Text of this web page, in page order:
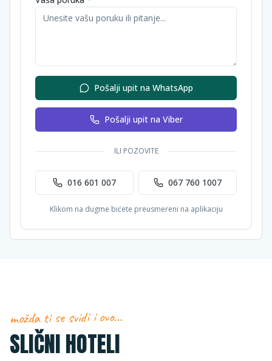
Pošalji upit na WhatsApp
Pošalji upit na Viber
ILI POZOVITE
016 601 007 067 760 1007
Klikom na dugme bićete preusmereni na aplikaciju
možda ti se svidi i ovo…
SLIČNI HOTELI